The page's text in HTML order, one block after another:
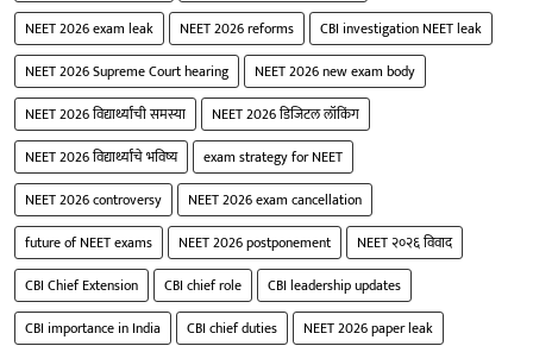
NEET 2026 exam leak
NEET 2026 reforms
CBI investigation NEET leak
NEET 2026 Supreme Court hearing
NEET 2026 new exam body
NEET 2026 विद्यार्थ्यांची समस्या
NEET 2026 डिजिटल लॉकिंग
NEET 2026 विद्यार्थ्यांचे भविष्य
exam strategy for NEET
NEET 2026 controversy
NEET 2026 exam cancellation
future of NEET exams
NEET 2026 postponement
NEET २०२६ विवाद
CBI Chief Extension
CBI chief role
CBI leadership updates
CBI importance in India
CBI chief duties
NEET 2026 paper leak